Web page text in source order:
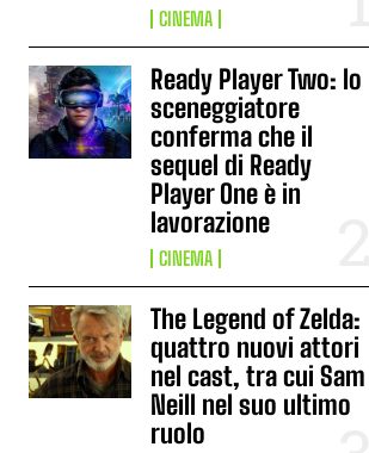
CINEMA
Ready Player Two: lo
sceneggiatore
conferma che il
sequel di Ready
Player One è in
lavorazione
CINEMA
The Legend of Zelda:
quattro nuovi attori
nel cast, tra cui Sam
Neill nel suo ultimo
ruolo